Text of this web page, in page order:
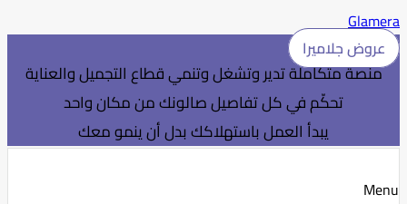
Glamera
عروض جلاميرا
منصة متكاملة تدير وتشغل وتنمي قطاع التجميل والعناية
تحكّم في كل تفاصيل صالونك من مكان واحد
يبدأ العمل باستهلاكك بدل أن ينمو معك
Menu